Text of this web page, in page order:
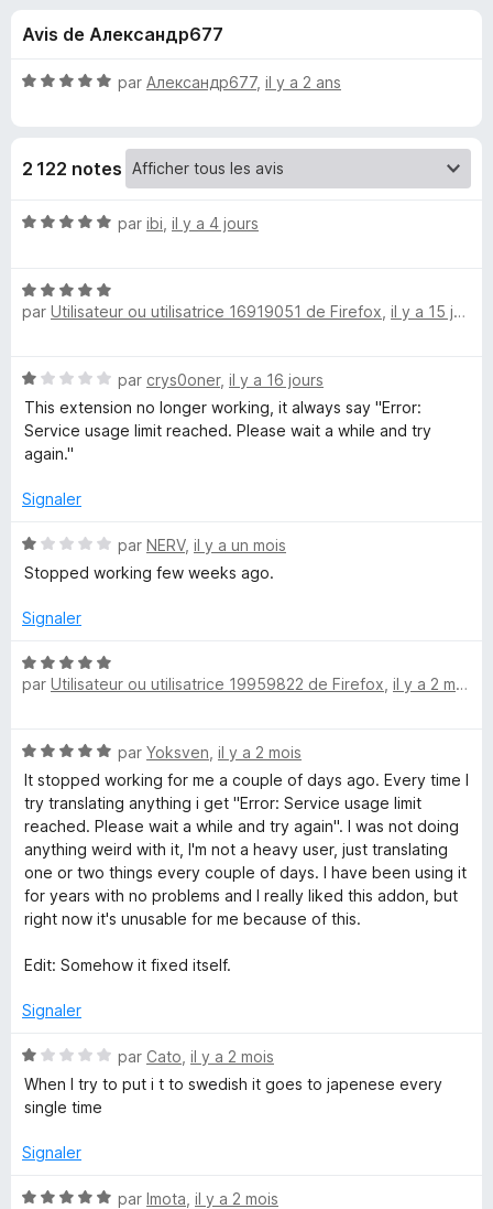
t
r
F
r
o
u
e
p
o
u
r
S
i
m
p
l
e
T
r
a
n
s
l
a
t
e
Avis de Александр677
N
5
u
par Александр677, il y a 2 ans
2 122 notes
N
é
5
r
5
par ibi il y a 4 jours
N
o
5
s
u
r
par Utilisateur ou utilisatrice 16919051 de Firefox il y a 15 jours
N
o
t
é
s
r
5
par crys0oner, il y a 16 jours
This extension no longer working, it always say "Error:
Service usage limit reached. Please wait a while and try
again."
Signaler
N
o
é
s
u
par NERV, il y a un mois
Stopped working few weeks ago.
Signaler
N
o
5
s
u
r
5
par Utilisateur ou utilisatrice 19959822 de Firefox il y a 2 mois
N
o
t
é
5
s
u
r
par Yoksven il y a 2 mois
It stopped working for me a couple of days ago. Every time I
try translating anything i get "Error: Service usage limit
reached. Please wait a while and try again". I was not doing
anything weird with it, I'm not a heavy user, just translating
one or two things every couple of days. I have been using it
for years with no problems and I really liked this addon, but
right now it's unusable for me because of this.
Edit: Somehow it fixed itself.
Signaler
N
o
t
1
u
par Cato il y a 2 mois
When I try to put i t to swedish it goes to japenese every
single time
Signaler
N
par Imota il y a 2 mois